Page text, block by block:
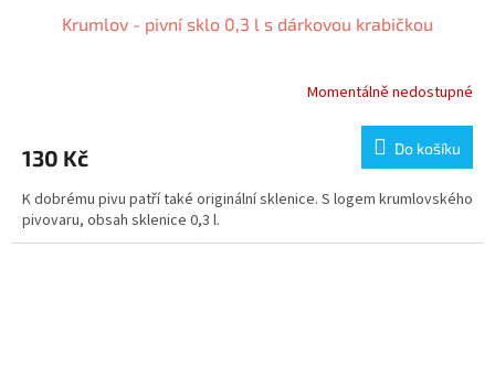
Krumlov - pivní sklo 0,3 l s dárkovou krabičkou
Momentálně nedostupné
130 Kč Do košíku
K dobrému pivu patří také originální sklenice. S logem krumlovského
pivovaru, obsah sklenice 0,3 l.